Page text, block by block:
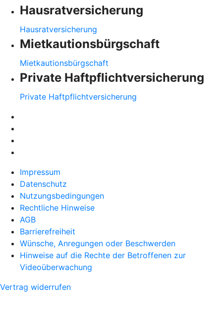
Hausratversicherung
Hausratversicherung
Mietkautionsbürgschaft
Mietkautionsbürgschaft
Private Haftpflichtversicherung
Private Haftpflichtversicherung
Impressum
Datenschutz
Nutzungsbedingungen
Rechtliche Hinweise
AGB
Barrierefreiheit
Wünsche, Anregungen oder Beschwerden
Hinweise auf die Rechte der Betroffenen zur
Videoüberwachung
Vertrag widerrufen